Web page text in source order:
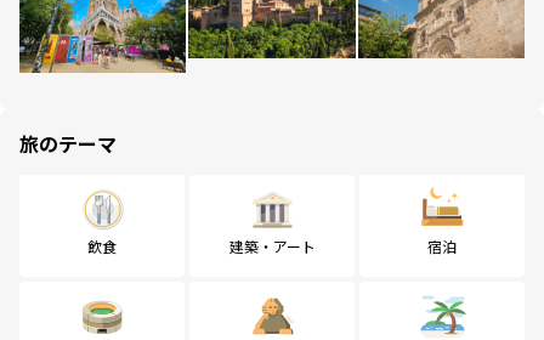
旅のテーマ
飲食 建築・アート 宿泊